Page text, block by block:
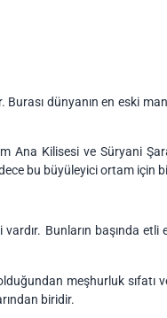
dünyanın en eski
Ana Kilisesi ve Süryani
bu büyüleyici ortam için
Bunların başında
meşhurluk
biridir.